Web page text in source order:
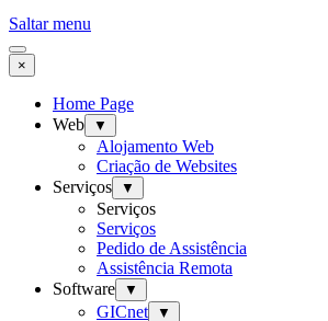
Saltar menu
×
Home Page
Web
▼
Alojamento Web
Criação de Websites
Serviços
▼
Serviços
Serviços
Pedido de Assistência
Assistência Remota
Software
▼
GICnet ▼